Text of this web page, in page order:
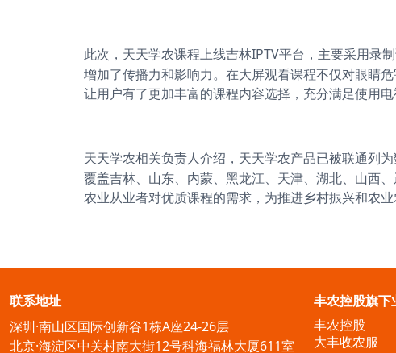
此次，天天学农课程上线吉林IPTV平台，主要采用录
增加了传播力和影响力。在大屏观看课程不仅对眼睛
让用户有了更加丰富的课程内容选择，充分满足使用电
天天学农相关负责人介绍，天天学农产品已被联通列
覆盖吉林、山东、内蒙、黑龙江、天津、湖北、山西
农业从业者对优质课程的需求，为推进乡村振兴和农业
联系地址
深圳·南山区国际创新谷1栋A座24-26层
北京·海淀区中关村南大街12号科海福林大厦611室
丰农控股旗下
丰农控股
大丰收农服